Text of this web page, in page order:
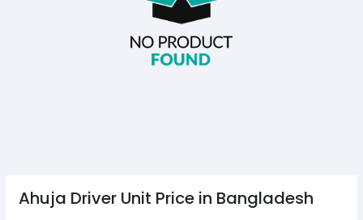
Ahuja Driver Unit Price in Bangladesh